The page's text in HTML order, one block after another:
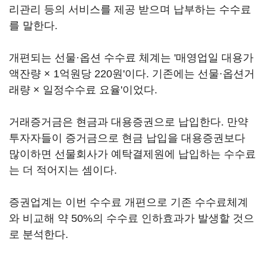
리관리 등의 서비스를 제공 받으며 납부하는 수수료
를 말한다.
개편되는 선물·옵션 수수료 체계는 '매영업일 대용가
액잔량 × 1억원당 220원'이다. 기존에는 선물·옵션거
래량 × 일정수수료 요율'이었다.
거래증거금은 현금과 대용증권으로 납입한다. 만약
투자자들이 증거금으로 현금 납입을 대용증권보다
많이하면 선물회사가 예탁결제원에 납입하는 수수료
는 더 적어지는 셈이다.
증권업계는 이번 수수료 개편으로 기존 수수료체계
와 비교해 약 50%의 수수료 인하효과가 발생할 것으
로 분석한다.